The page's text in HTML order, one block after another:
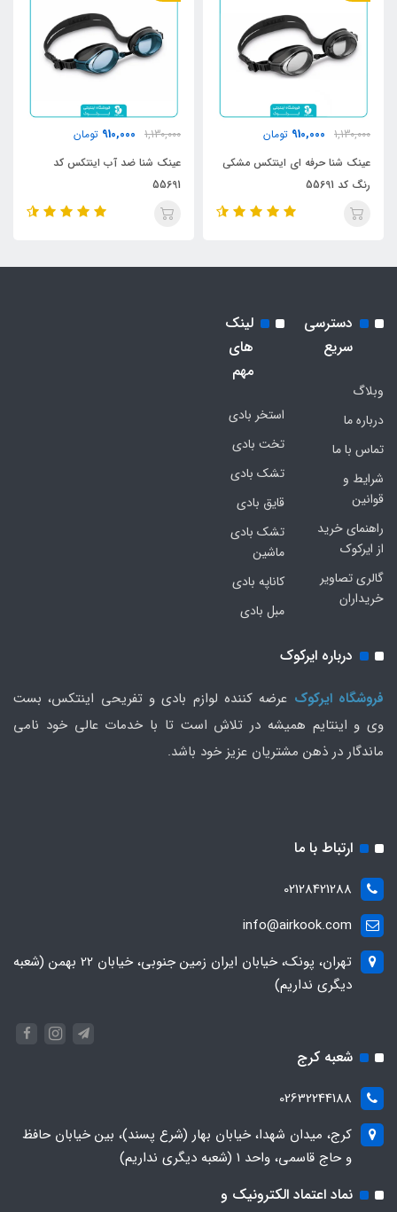
1,130,000
910,000 تومان
عینک شنا حرفه ای اینتکس مشکی
رنگ کد 55691
1,130,000
910,000 تومان
عینک شنا ضد آب اینتکس کد
55691
دسترسی
سریع
وبلاگ
درباره ما
تماس با ما
شرایط و
قوانین
راهنمای خرید
از ایرکوک
گالری تصاویر
خریداران
لینک
های
مهم
استخر بادی
تخت بادی
تشک بادی
قایق بادی
تشک بادی
ماشین
کاناپه بادی
مبل بادی
درباره ایرکوک
فروشگاه ایرکوک عرضه کننده لوازم بادی و تفریحی اینتکس، بست
وی و اینتایم همیشه در تلاش است تا با خدمات عالی خود نامی
ماندگار در ذهن مشتریان عزیز خود باشد.
ارتباط با ما
02128421288
info@airkook.com
تهران، پونک، خیابان ایران زمین جنوبی، خیابان 22 بهمن (شعبه
دیگری نداریم)
شعبه کرج
02632244188
کرج، میدان شهدا، خیابان بهار (شرع پسند)، بین خیابان حافظ
و حاج قاسمی، واحد ۱ (شعبه دیگری نداریم)
نماد اعتماد الکترونیک و